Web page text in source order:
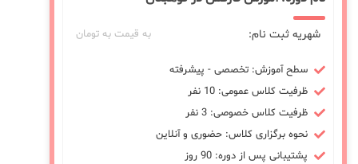
شهریه ثبت نام: به قیمت به تومان
سطح آموزش: تخصصی - پیشرفته
ظرفیت کلاس عمومی: 10 نفر
ظرفیت کلاس خصوصی: 3 نفر
نحوه برگزاری کلاس: حضوری و آنلاین
پشتیبانی پس از دوره: 90 روز